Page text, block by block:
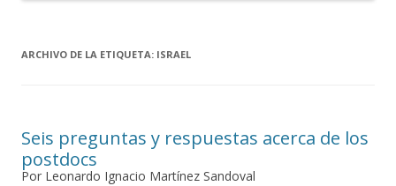
ARCHIVO DE LA ETIQUETA: ISRAEL
Seis preguntas y respuestas acerca de los
postdocs
Por Leonardo Ignacio Martínez Sandoval